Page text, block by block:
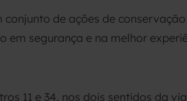
conjunto de ações de
em segurança e na melhor
11 e 34, nos dois sentidos da